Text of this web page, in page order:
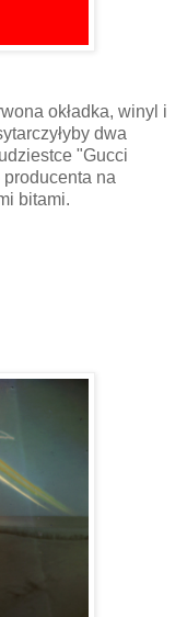
okładka, winyl i
dwa
"Gucci
na
bitami.